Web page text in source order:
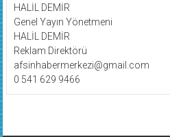
HALİL DEMİR
Genel Yayın Yönetmeni
HALİL DEMİR
Reklam Direktörü
afsinhabermerkezi@gmail.com
0 541 629 9466